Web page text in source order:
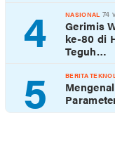
4 NASIONAL 74
Gerimis
ke-80 di
Teguh…
5 BERITA